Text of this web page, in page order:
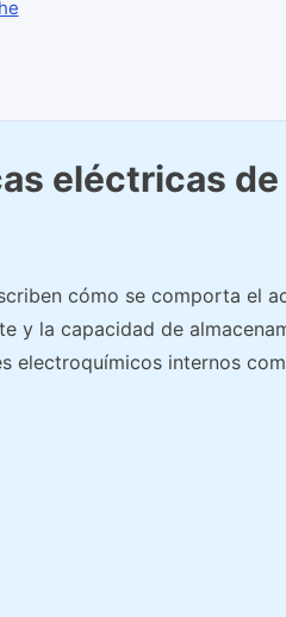
eléctricas de
cómo se comporta el
y la capacidad de
electroquímicos internos